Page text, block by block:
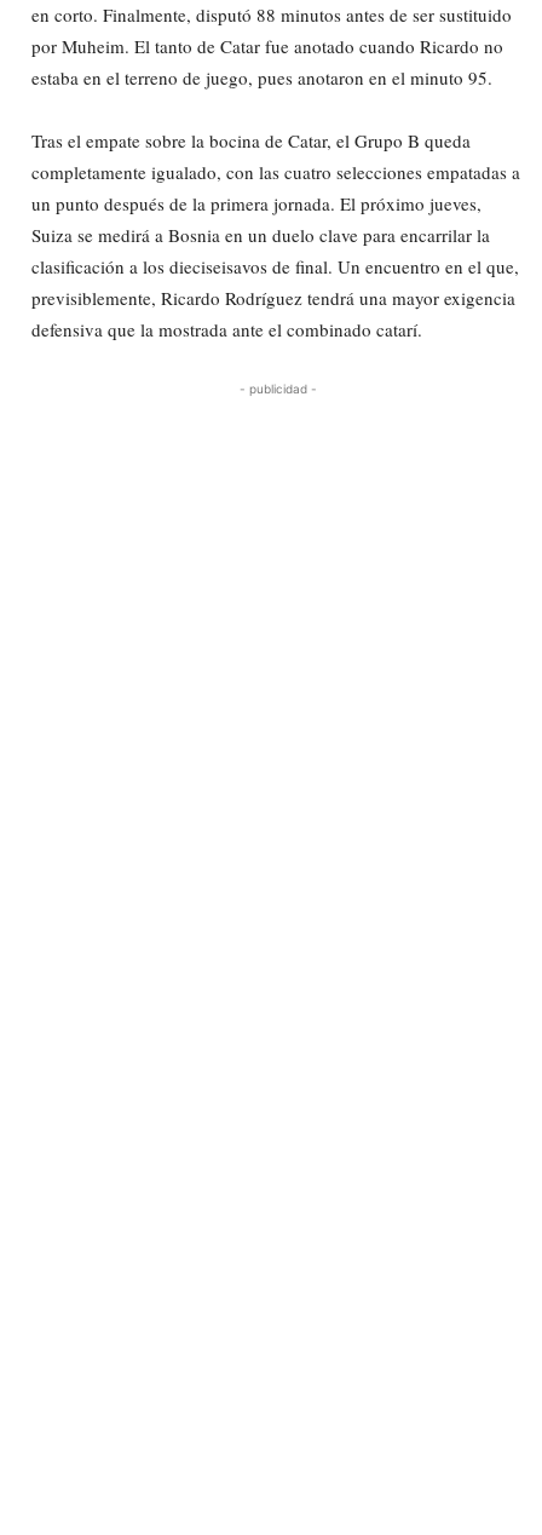
en corto. Finalmente, disputó 88 minutos antes de ser sustituido
por Muheim. El tanto de Catar fue anotado cuando Ricardo no
estaba en el terreno de juego, pues anotaron en el minuto 95.
Tras el empate sobre la bocina de Catar, el Grupo B queda
completamente igualado, con las cuatro selecciones empatadas a
un punto después de la primera jornada. El próximo jueves,
Suiza se medirá a Bosnia en un duelo clave para encarrilar la
clasificación a los dieciseisavos de final. Un encuentro en el que,
previsiblemente, Ricardo Rodríguez tendrá una mayor exigencia
defensiva que la mostrada ante el combinado catarí.
- publicidad -